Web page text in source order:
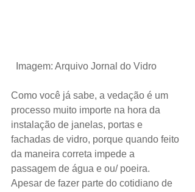
Imagem: Arquivo Jornal do Vidro
Como você já sabe, a vedação é um
processo muito importe na hora da
instalação de janelas, portas e
fachadas de vidro, porque quando feito
da maneira correta impede a
passagem de água e ou/ poeira.
Apesar de fazer parte do cotidiano de